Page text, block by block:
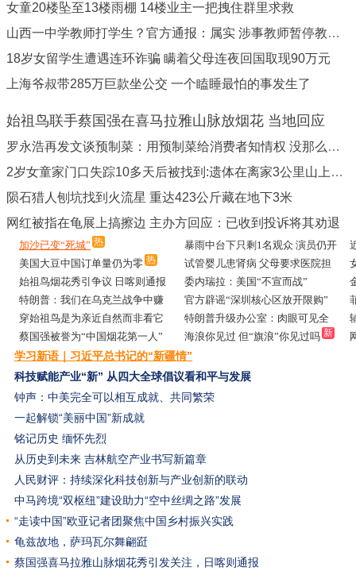
女童20楼坠至13楼雨棚 14楼业主一把拽住群里求救
山西一中学教师打学生？官方通报：属实 涉事教师暂停教学工作
18岁女留学生遭遇连环诈骗 瞒着父母连夜回国取现90万元
上海爷叔带285万巨款坐公交 一个瞌睡最怕的事发生了
始祖鸟联手蔡国强在喜马拉雅山脉放烟花 当地回应
罗永浩再发文谈预制菜：用预制菜给消费者知情权 没那么复杂
2岁女童家门口失踪10多天后被找到:遗体在离家3公里山上石缝中
陨石猎人刨坑找到火流星 重达423公斤藏在地下3米
网红被指在龟展上搞擦边 主办方回应：已收到投诉将其劝退
加沙已变“死城” 热
暴雨中台下只剩1名观众 演员仍开
演
热
美国大豆中国订单量仍为零 热
试管婴儿患肾病 父母要求医院担
全责
热
始祖鸟烟花秀引争议 日喀则通报
新
委内瑞拉：美国“不宣而战”
特朗普：我们在乌克兰战争中赚
钱了
官方辟谣“深圳核心区放开限购”
穿始祖鸟是为亲近自然而非看它
炸山
特朗普升级办公室：肉眼可见全
是黄金
蔡国强被誉为“中国烟花第一人” 海浪你见过 但“旗浪”你见过吗 新
学习新语｜习近平总书记的“新疆情”
科技赋能产业“新” 从四大全球倡议看和平与发展
钟声：中美完全可以相互成就、共同繁荣
一起解锁“美丽中国”新成就
铭记历史 缅怀先烈
从历史到未来 吉林航空产业书写新篇章
人民财评：持续深化科技创新与产业创新的联动
中马跨境“双枢纽”建设助力“空中丝绸之路”发展
“走读中国”欧亚记者团聚焦中国乡村振兴实践
龟兹故地，萨玛瓦尔舞翩跹
蔡国强喜马拉雅山脉烟花秀引发关注，日喀则通报